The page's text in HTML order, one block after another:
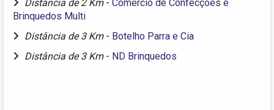
Distância de 2 Km - Comércio de Confecções e
Brinquedos Multi
Distância de 3 Km - Botelho Parra e Cia
Distância de 3 Km - ND Brinquedos